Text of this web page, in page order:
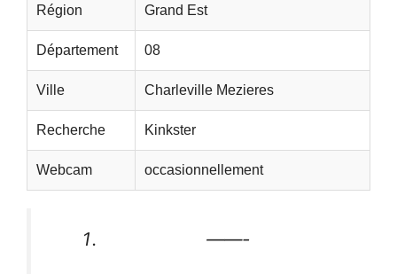
Région Grand Est
Département 08
Ville Charleville Mezieres
Recherche Kinkster
Webcam occasionnellement
——-